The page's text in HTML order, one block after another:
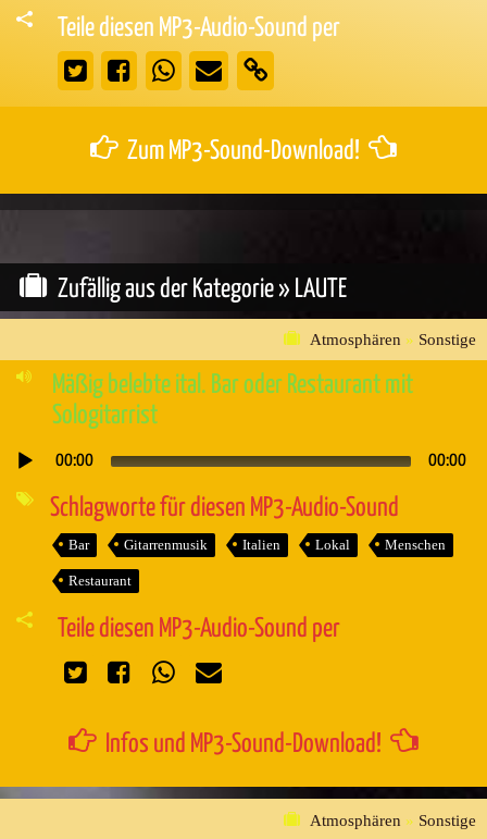
Teile diesen MP3-Audio-Sound per
Zum MP3-Sound-Download!
Zufällig aus der Kategorie » LAUTE
Atmosphären » Sonstige
Mäßig belebte ital. Bar oder Restaurant mit
Sologitarrist
Audio-
00:00 00:00
Schlagworte für diesen MP3-Audio-Sound
Bar Gitarrenmusik Italien Lokal Menschen
Restaurant
Teile diesen MP3-Audio-Sound per
Infos und MP3-Sound-Download!
Atmosphären » Sonstige